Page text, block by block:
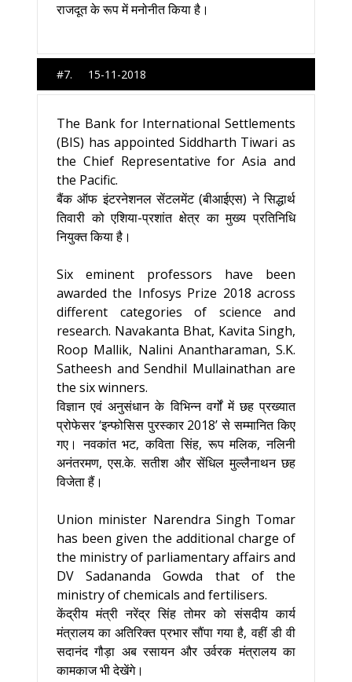
राजदूत के रूप में मनोनीत किया है।
#7. 15-11-2018
The Bank for International Settlements
(BIS) has appointed Siddharth Tiwari as
the Chief Representative for Asia and
the Pacific.
बैंक ऑफ इंटरनेशनल सेंटलमेंट (बीआईएस) ने सिद्धार्थ
तिवारी को एशिया-प्रशांत क्षेत्र का मुख्य प्रतिनिधि
नियुक्त किया है।
Six eminent professors have been
awarded the Infosys Prize 2018 across
different categories of science and
research. Navakanta Bhat, Kavita Singh,
Roop Mallik, Nalini Anantharaman, S.K.
Satheesh and Sendhil Mullainathan are
the six winners.
विज्ञान एवं अनुसंधान के विभिन्न वर्गों में छह प्रख्यात
प्रोफेसर ‘इन्फोसिस पुरस्कार 2018’ से सम्मानित किए
गए। नवकांत भट, कविता सिंह, रूप मलिक, नलिनी
अनंतरमण, एस.के. सतीश और सेंधिल मुल्लैनाथन छह
विजेता हैं।
Union minister Narendra Singh Tomar
has been given the additional charge of
the ministry of parliamentary affairs and
DV Sadananda Gowda that of the
ministry of chemicals and fertilisers.
केंद्रीय मंत्री नरेंद्र सिंह तोमर को संसदीय कार्य
मंत्रालय का अतिरिक्त प्रभार सौंपा गया है, वहीं डी वी
सदानंद गौड़ा अब रसायन और उर्वरक मंत्रालय का
कामकाज भी देखेंगे।